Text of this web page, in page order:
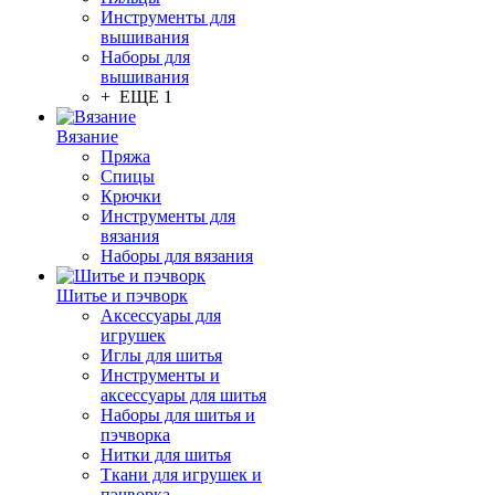
Инструменты для
вышивания
Наборы для
вышивания
+ ЕЩЕ 1
Вязание
Пряжа
Спицы
Крючки
Инструменты для
вязания
Наборы для вязания
Шитье и пэчворк
Аксессуары для
игрушек
Иглы для шитья
Инструменты и
аксессуары для шитья
Наборы для шитья и
пэчворка
Нитки для шитья
Ткани для игрушек и